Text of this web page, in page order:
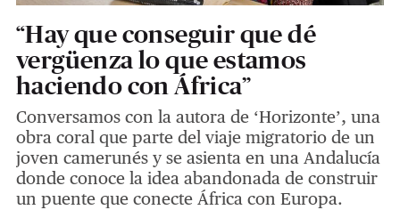
“Hay que conseguir que dé
vergüenza lo que estamos
haciendo con África”
Conversamos con la autora de ‘Horizonte’, una
obra coral que parte del viaje migratorio de un
joven camerunés y se asienta en una Andalucía
donde conoce la idea abandonada de construir
un puente que conecte África con Europa.